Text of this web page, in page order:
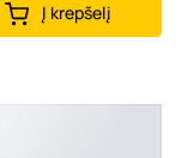
Į krepšelį